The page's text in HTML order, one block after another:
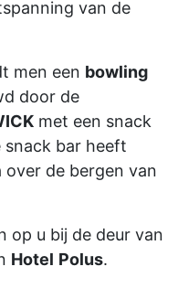
van de
men een bowling
door de
met een snack
snack bar heeft
de bergen van
op u bij de deur van
Hotel Polus.